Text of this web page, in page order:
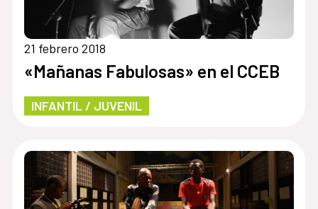
21 febrero 2018
«Mañanas Fabulosas» en el CCEB
INFANTIL / JUVENIL